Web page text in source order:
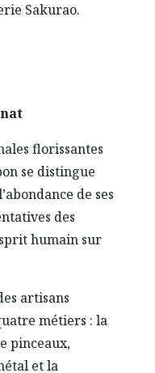
Sakurao.
florissantes
se distingue
de ses
des
humain sur
artisans
métiers : la
pinceaux,
et la